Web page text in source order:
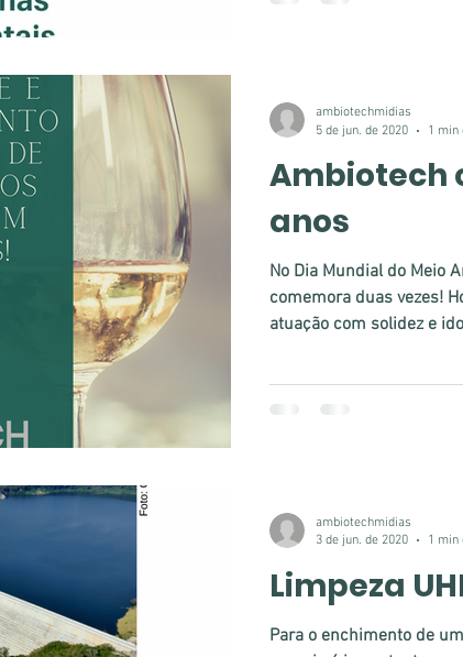
Ambiotech
anos
No Dia Mundial do Meio
comemora duas vezes!
atuação com solidez e
ambiotechmidias
5 de jun. de 2020
1 min
Limpeza
Para o enchimento de
ambiotechmidias
3 de jun. de 2020
1 min